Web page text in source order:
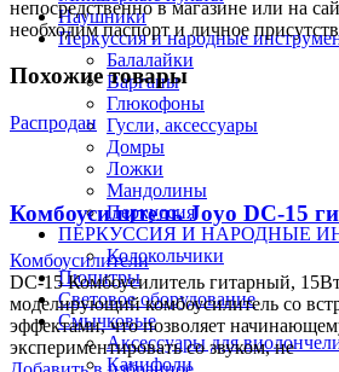
Наушники
Перкуссия и народные
Балалайки
Варганы
Глюкофоны
Гусли, аксессуары
Домры
Ложки
Мандолины
Перкуссия
ПЕРКУССИЯ И НАРОДНЫЕ
Колокольчики
Пюпитры
Световое оборудование
Смычковые
Аксессуары для
Канифоли
непосредственно в магазине или на
необходим паспорт и личное
Похожие товары
Распродан
Комбоусилитель Joyo DC-15
Комбоусилители
DC-15 Комбоусилитель гитарный,
моделирующий комбоусилитель со
эффектами, что позволяет
экспериментировать со звуком, не